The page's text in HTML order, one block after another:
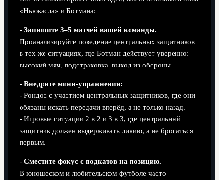
«Ньюкасла» и Ботмана:
- Запишите 3–5 матчей вашей команды.
Проанализируйте поведение центральных защитников
в тех же ситуациях, где Ботман действует уверенно:
высокий мяч, подстраховка, выход из обороны.
- Внедрите мини-упражнения:
- Рондос с участием центральных защитников, где они
обязаны искать передачи вперёд, а не только назад.
- Игровые ситуации 2 в 2 и 3 в 3, где центральный
защитник должен выдерживать линию, а не бросаться
первым.
- Сместите фокус с подкатов на позицию.
В юношеском и любительском футболе часто